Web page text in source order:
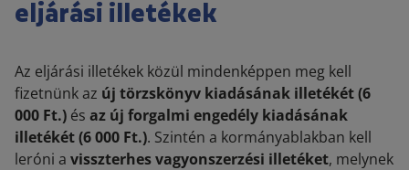
eljárási illetékek
Az eljárási illetékek közül mindenképpen meg kell
fizetnünk az új törzskönyv kiadásának illetékét (6
000 Ft.) és az új forgalmi engedély kiadásának
illetékét (6 000 Ft.). Szintén a kormányablakban kell
leróni a visszterhes vagyonszerzési illetéket, melynek